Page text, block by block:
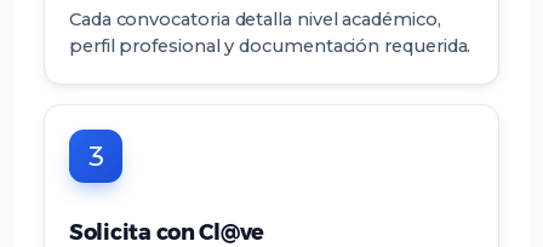
Cada convocatoria detalla nivel académico,
perfil profesional y documentación requerida.
3
Solicita con Cl@ve